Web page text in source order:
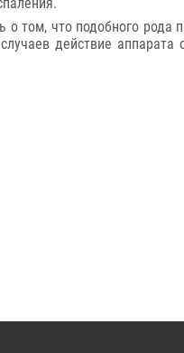
о том, что подобного рода
действие